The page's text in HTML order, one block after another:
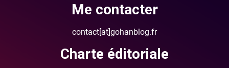
Me contacter
contact[at]gohanblog.fr
Charte éditoriale